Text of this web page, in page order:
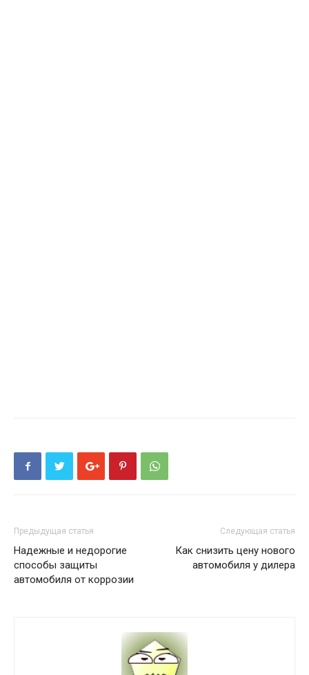
Предыдущая статья
Надежные и недорогие
способы защиты
автомобиля от коррозии
Следующая статья
Как снизить цену нового
автомобиля у дилера